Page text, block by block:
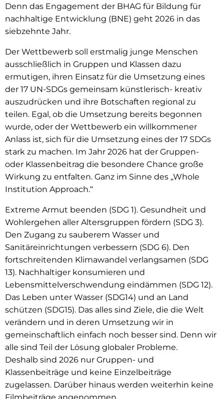
Denn das Engagement der BHAG für Bildung für
nachhaltige Entwicklung (BNE) geht 2026 in das
siebzehnte Jahr.
Der Wettbewerb soll erstmalig junge Menschen
ausschließlich in Gruppen und Klassen dazu
ermutigen, ihren Einsatz für die Umsetzung eines
der 17 UN-SDGs gemeinsam künstlerisch- kreativ
auszudrücken und ihre Botschaften regional zu
teilen. Egal, ob die Umsetzung bereits begonnen
wurde, oder der Wettbewerb ein willkommener
Anlass ist, sich für die Umsetzung eines der 17 SDGs
stark zu machen. Im Jahr 2026 hat der Gruppen-
oder Klassenbeitrag die besondere Chance große
Wirkung zu entfalten. Ganz im Sinne des „Whole
Institution Approach.“
Extreme Armut beenden (SDG 1). Gesundheit und
Wohlergehen aller Altersgruppen fördern (SDG 3).
Den Zugang zu sauberem Wasser und
Sanitäreinrichtungen verbessern (SDG 6). Den
fortschreitenden Klimawandel verlangsamen (SDG
13). Nachhaltiger konsumieren und
Lebensmittelverschwendung eindämmen (SDG 12).
Das Leben unter Wasser (SDG14) und an Land
schützen (SDG15). Das alles sind Ziele, die die Welt
verändern und in deren Umsetzung wir in
gemeinschaftlich einfach noch besser sind. Denn wir
alle sind Teil der Lösung globaler Probleme.
Deshalb sind 2026 nur Gruppen- und
Klassenbeiträge und keine Einzelbeiträge
zugelassen. Darüber hinaus werden weiterhin keine
Filmbeiträge angenommen.